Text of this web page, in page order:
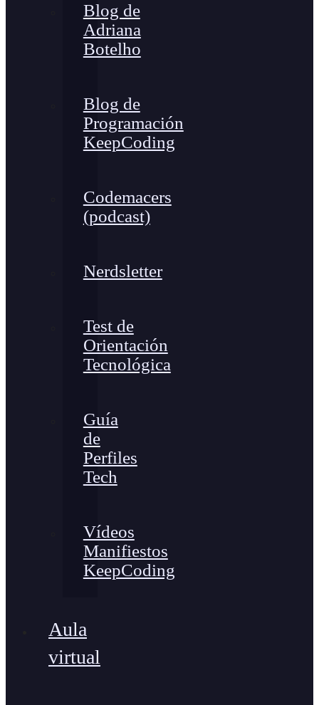
Blog de
Adriana
Botelho
Blog de
Programación
KeepCoding
Codemacers
(podcast)
Nerdsletter
Test de
Orientación
Tecnológica
Guía
de
Perfiles
Tech
Vídeos
Manifiestos
KeepCoding
Aula
virtual